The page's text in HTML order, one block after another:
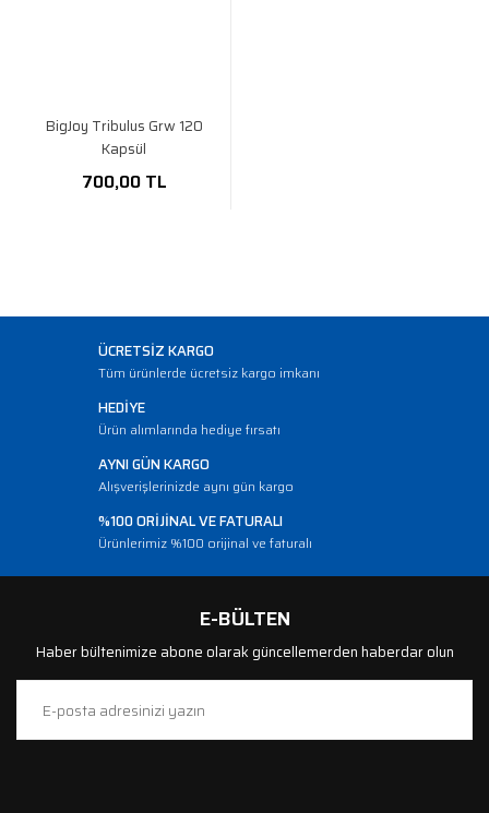
BigJoy Tribulus Grw 120
Kapsül
700,00 TL
ÜCRETSİZ KARGO
Tüm ürünlerde ücretsiz kargo imkanı
HEDİYE
Ürün alımlarında hediye fırsatı
AYNI GÜN KARGO
Alışverişlerinizde aynı gün kargo
%100 ORİJİNAL VE FATURALI
Ürünlerimiz %100 orijinal ve faturalı
E-BÜLTEN
Haber bültenimize abone olarak güncellemerden haberdar olun